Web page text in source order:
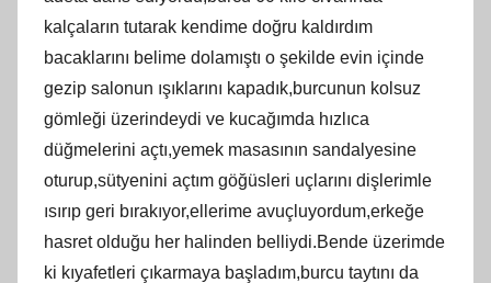
kalçaların tutarak kendime doğru kaldırdım
bacaklarını belime dolamıştı o şekilde evin içinde
gezip salonun ışıklarını kapadık,burcunun kolsuz
gömleği üzerindeydi ve kucağımda hızlıca
düğmelerini açtı,yemek masasının sandalyesine
oturup,sütyenini açtım göğüsleri uçlarını dişlerimle
ısırıp geri bırakıyor,ellerime avuçluyordum,erkeğe
hasret olduğu her halinden belliydi.Bende üzerimde
ki kıyafetleri çıkarmaya başladım,burcu taytını da